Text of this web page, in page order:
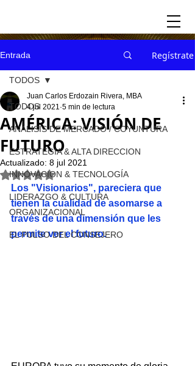
Entrada Regístrate
TODOS
ANÁLISIS DE MERCADO / COYUNTURA
ESTRATEGIA & ALTA DIRECCION
INNOVACION & TECNOLOGÍA
LIDERAZGO & CULTURA
ORGANIZACIONAL
EL PULSO DEL CONSEJERO
TODOS
AMÉRICA: VISIÓN DE
FUTURO
Juan Carlos Erdozain Rivera, MBA
4 jul 2021 5 min de lectura
Actualizado: 8 jul 2021
Obtuvo NaN de 5 estrellas.
Los "Visionarios", pareciera que
tienen la cualidad de asomarse a
través de una dimensión que les
permite ver el futuro.